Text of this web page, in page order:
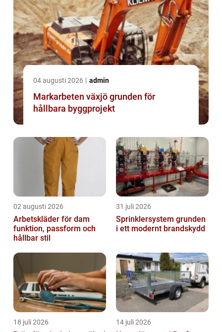
04 augusti 2026 admin
Markarbeten växjö grunden för
hållbara byggprojekt
02 augusti 2026
Arbetskläder för dam
funktion, passform och
hållbar stil
31 juli 2026
Sprinklersystem grunden
i ett modernt brandskydd
18 juli 2026 14 juli 2026